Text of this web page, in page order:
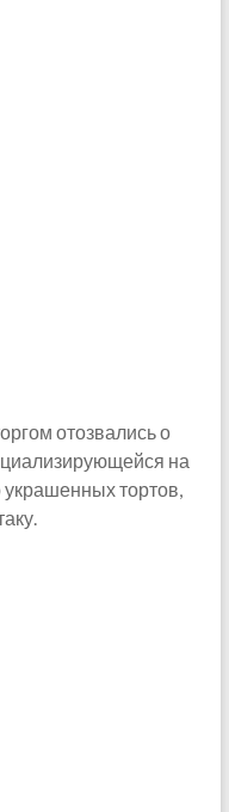
отозвались о
на
тортов,